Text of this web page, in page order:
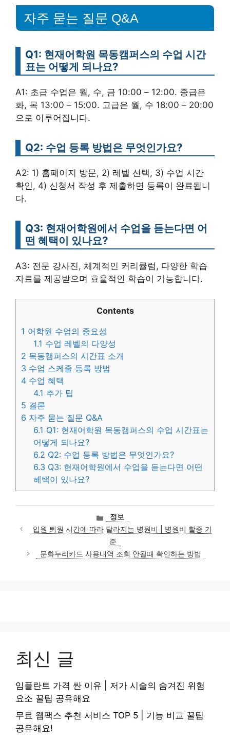
자주 묻는 질문 Q&A
Q1: 현재어학원 목동캠퍼스의 수업 시간
표는 어떻게 되나요?
A1: 초급 수업은 월, 수, 금 10:00 – 12:00. 중급은
화, 목 13:00 – 15:00. 고급은 월, 수 18:00 – 20:00
으로 이루어집니다.
Q2: 수업 등록 방법은 무엇인가요?
A2: 1) 홈페이지 방문, 2) 레벨 선택, 3) 수업 시간
확인, 4) 신청서 작성 후 제출하면 등록이 완료됩니
다.
Q3: 현재어학원에서 수업을 듣는다면 어
떤 혜택이 있나요?
A3: 전문 강사진, 체계적인 커리큘럼, 다양한 학습
자료를 제공받으며 효율적인 학습이 가능합니다.
Contents
1 어학원 수업의 중요성
1.1 수업 레벨의 다양성
2 목동캠퍼스의 시간표 소개
3 수업 스케줄 등록 방법
4 수업 혜택
4.1 추가 팁
5 결론
6 자주 묻는 질문 Q&A
6.1 Q1: 현재어학원 목동캠퍼스의 수업 시간표는
어떻게 되나요?
6.2 Q2: 수업 등록 방법은 무엇인가요?
6.3 Q3: 현재어학원에서 수업을 듣는다면 어떤
혜택이 있나요?
카
테
고
리
정보
입원 퇴원 시간에 따라 달라지는 병원비 | 병원비 할증 기
준
문화누리카드 사용내역 조회 안될때 확인하는 방법
최신 글
임플란트 가격 싼 이유 | 저가 시술의 숨겨진 위험
요소 꿀팁 공유해요
무료 웹팩스 추천 서비스 TOP 5 | 기능 비교 꿀팁
공유해요!